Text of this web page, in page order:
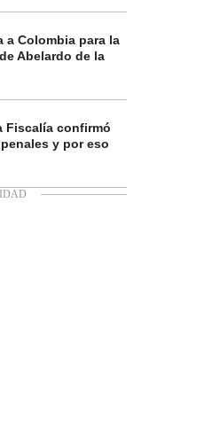
a Colombia para la
Abelardo de la
Fiscalía confirmó
y por eso